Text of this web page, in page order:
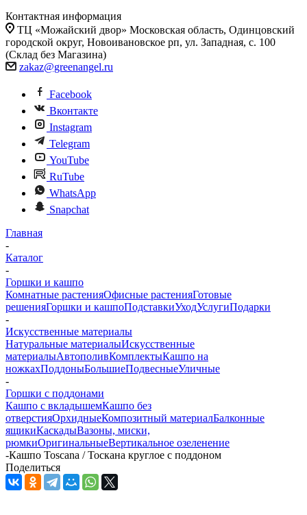
Контактная информация
ТЦ «Можайский двор» Московская область, Одинцовский
городской округ, Новоивановское рп, ул. Западная, с. 100
(Склад без Магазина)
zakaz@greenangel.ru
Facebook
Вконтакте
Instagram
Telegram
YouTube
RuTube
WhatsApp
Snapchat
Главная
-
Каталог
-
Горшки и кашпо
Комнатные растенияОфисные растенияГотовые
решенияГоршки и кашпоПодставкиУходУслугиПодарки
-
Искусственные материалы
Натуральные материалыИскусственные
материалыАвтополивКомплектыКашпо на
ножкахПоддоныБольшиеПодвесныеУличные
-
Горшки с поддонами
Кашпо с вкладышемКашпо без
отверстияОрхидныеКомпозитный материалБалконные
ящикиКаскадыВазоны, миски,
рюмкиОригинальныеВертикальное озеленение
-Кашпо Toscana / Тоскана круглое с поддоном
Поделиться